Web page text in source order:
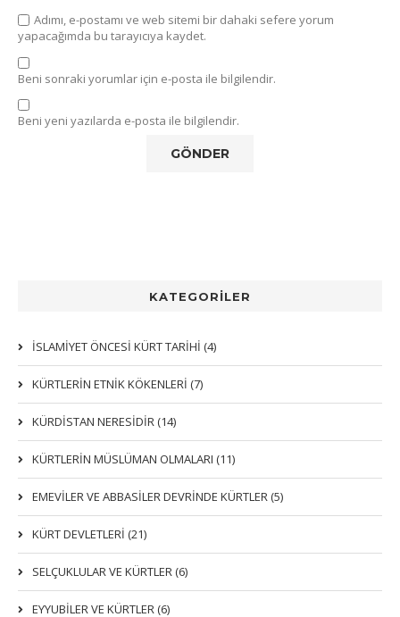
Adımı, e-postamı ve web sitemi bir dahaki sefere yorum
yapacağımda bu tarayıcıya kaydet.
Beni sonraki yorumlar için e-posta ile bilgilendir.
Beni yeni yazılarda e-posta ile bilgilendir.
KATEGORİLER
İSLAMİYET ÖNCESİ KÜRT TARİHİ (4)
KÜRTLERIN ETNIK KÖKENLERI (7)
KÜRDİSTAN NERESİDİR (14)
KÜRTLERİN MÜSLÜMAN OLMALARI (11)
EMEVİLER VE ABBASİLER DEVRİNDE KÜRTLER (5)
KÜRT DEVLETLERİ (21)
SELÇUKLULAR VE KÜRTLER (6)
EYYUBİLER VE KÜRTLER (6)